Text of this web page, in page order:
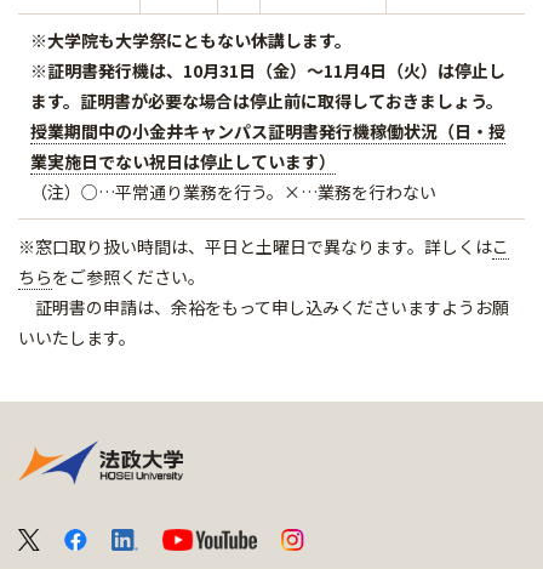
※大学院も大学祭にともない休講します。
※証明書発行機は、10月31日（金）～11月4日（火）は停止し
ます。証明書が必要な場合は停止前に取得しておきましょう。
授業期間中の小金井キャンパス証明書発行機稼働状況（日・授
業実施日でない祝日は停止しています）
（注）○…平常通り業務を行う。×…業務を行わない
※窓口取り扱い時間は、平日と土曜日で異なります。詳しくはこ
ちらをご参照ください。
証明書の申請は、余裕をもって申し込みくださいますようお願
いいたします。